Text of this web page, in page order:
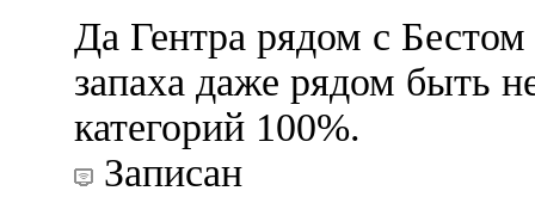
Да Гентра рядом с
запаха даже рядом быть
категорий 100%.
Записан